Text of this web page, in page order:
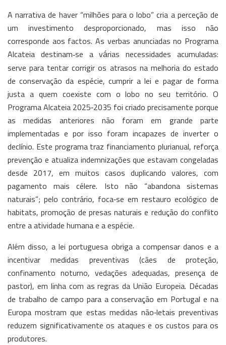
A narrativa de haver “milhões para o lobo” cria a perceção de
um investimento desproporcionado, mas isso não
corresponde aos factos. As verbas anunciadas no Programa
Alcateia destinam‑se a várias necessidades acumuladas:
serve para tentar corrigir os atrasos na melhoria do estado
de conservação da espécie, cumprir a lei e pagar de forma
justa a quem coexiste com o lobo no seu território. O
Programa Alcateia 2025‑2035 foi criado precisamente porque
as medidas anteriores não foram em grande parte
implementadas e por isso foram incapazes de inverter o
declínio. Este programa traz financiamento plurianual, reforça
prevenção e atualiza indemnizações que estavam congeladas
desde 2017, em muitos casos duplicando valores, com
pagamento mais célere. Isto não “abandona sistemas
naturais”; pelo contrário, foca‑se em restauro ecológico de
habitats, promoção de presas naturais e redução do conflito
entre a atividade humana e a espécie.
Além disso, a lei portuguesa obriga a compensar danos e a
incentivar medidas preventivas (cães de proteção,
confinamento noturno, vedações adequadas, presença de
pastor), em linha com as regras da União Europeia. Décadas
de trabalho de campo para a conservação em Portugal e na
Europa mostram que estas medidas não‑letais preventivas
reduzem significativamente os ataques e os custos para os
produtores.